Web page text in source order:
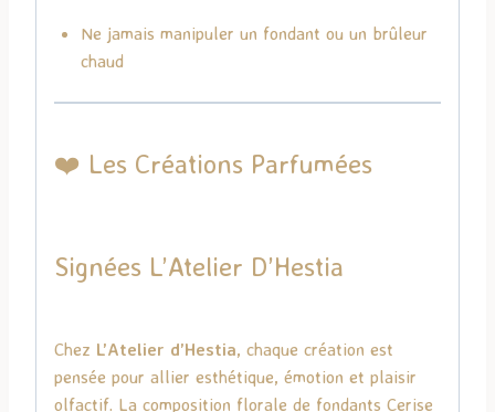
Ne jamais manipuler un fondant ou un brûleur
chaud
❤️ Les Créations Parfumées
Signées L’Atelier D’Hestia
Chez L’Atelier d’Hestia, chaque création est
pensée pour allier esthétique, émotion et plaisir
olfactif. La composition florale de fondants Cerise